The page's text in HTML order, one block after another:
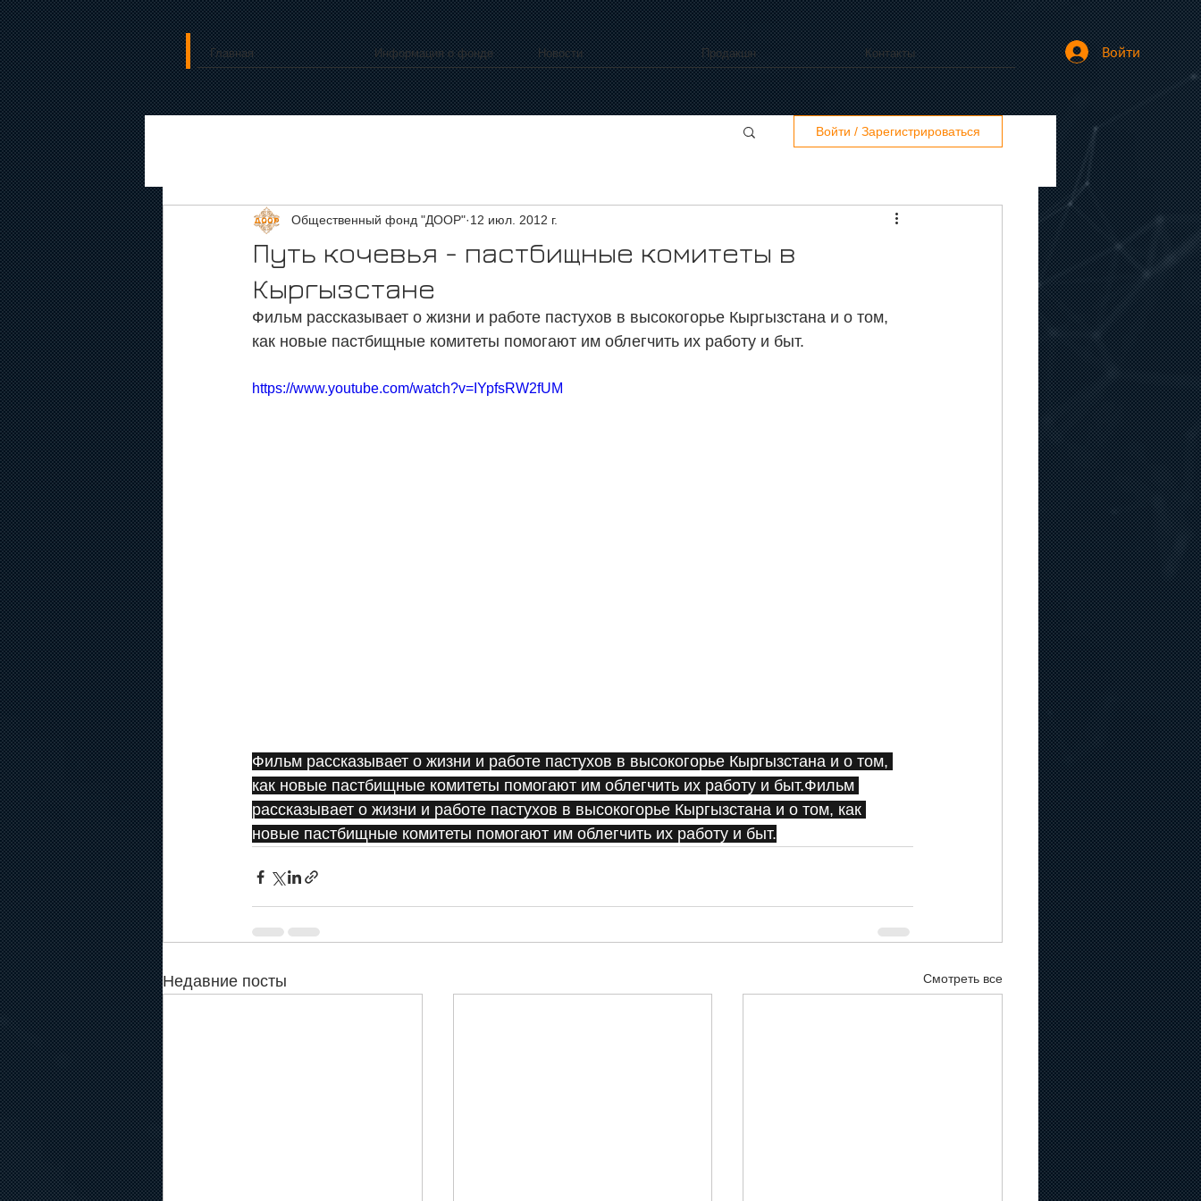
Главная Информация о фонде Новости Продакшн Контакты Войти
Войти / Зарегистрироваться
Путь кочевья - пастбищные комитеты в
Кыргызстане
Общественный фонд "ДООР" 12 июл. 2012 г.
Фильм рассказывает о жизни и работе пастухов в высокогорье Кыргызстана и о том,
как новые пастбищные комитеты помогают им облегчить их работу и быт.
https://www.youtube.com/watch?v=IYpfsRW2fUM
Фильм рассказывает о жизни и работе пастухов в высокогорье Кыргызстана и о том,
как новые пастбищные комитеты помогают им облегчить их работу и быт.Фильм
рассказывает о жизни и работе пастухов в высокогорье Кыргызстана и о том, как
новые пастбищные комитеты помогают им облегчить их работу и быт.
Недавние посты Смотреть все